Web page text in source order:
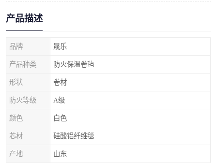
产品描述
品牌 晟乐
产品种类 防火保温卷毡
形状 卷材
防火等级 A级
颜色 白色
芯材 硅酸铝纤维毯
产地 山东